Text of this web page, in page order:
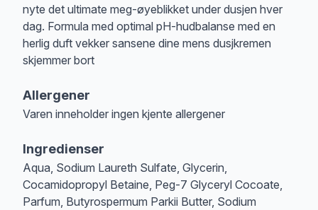
nyte det ultimate meg-øyeblikket under dusjen hver
dag. Formula med optimal pH-hudbalanse med en
herlig duft vekker sansene dine mens dusjkremen
skjemmer bort
Allergener
Varen inneholder ingen kjente allergener
Ingredienser
Aqua, Sodium Laureth Sulfate, Glycerin,
Cocamidopropyl Betaine, Peg-7 Glyceryl Cocoate,
Parfum, Butyrospermum Parkii Butter, Sodium